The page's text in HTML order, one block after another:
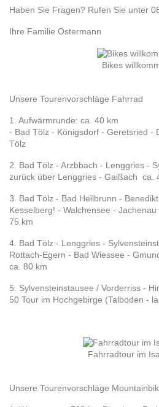
Haben Sie Fragen? Rufen Sie unter
Ihre Familie Ostermann
Bikes
Unsere Tourenvorschläge Fahrrad
1. Aufwärmrunde: ca. 40 km
- Bad Tölz - Königsdorf - Geretsried -
Tölz
2. Bad Tölz - Arzbbach - Lenggries -
zurück über Lenggries - Gaißach ca.
3. Bad Tölz - Bad Heilbrunn -
Kesselberg! - Walchensee -
75 km
4. Bad Tölz - Lenggries -
Rottach-Egern - Bad Wiessee -
ca. 80 km
5. Sylvensteinstausee / Vorderriss -
50 Tour im Hochgebirge (Talboden -
Fahrradtour im
Unsere Tourenvorschläge